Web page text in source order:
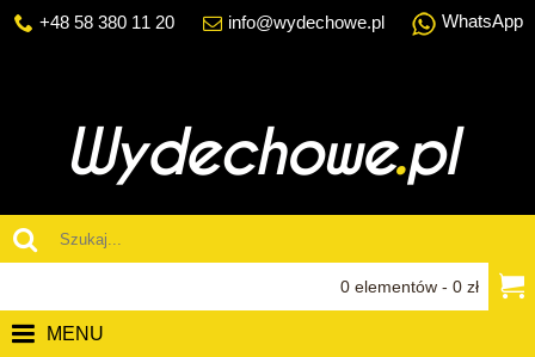
+48 58 380 11 20 info@wydechowe.pl WhatsApp
0 elementów - 0 zł
MENU